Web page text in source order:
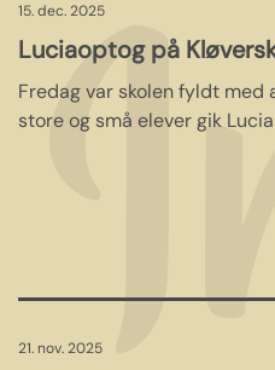
15. dec. 2025
Luciaoptog på
Fredag var skolen fyldt
store og små elever gik
21. nov. 2025